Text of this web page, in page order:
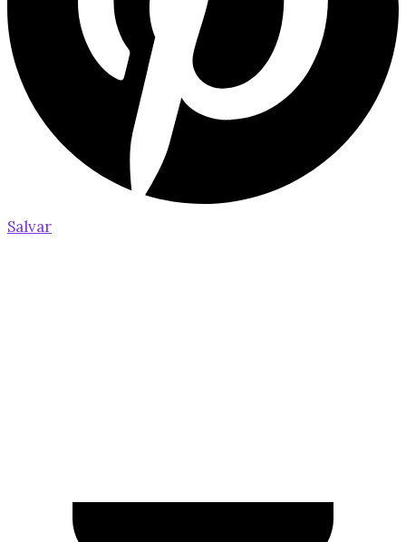
Salvar